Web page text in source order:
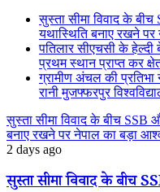
सुस्ता सीमा विवाद के
यथास्थिति बनाए रखने
पतिलार सीएचसी के हेल्दी
प्रथम स्थान प्राप्त कर
ग्रामीण अंचल की प्रतिभा
रानी मुजफ्फरपुर
सुस्ता सीमा विवाद के बीच
बनाए रखने पर नेपाल का बड़ा
2 days ago
सुस्ता सीमा विवाद के बीच